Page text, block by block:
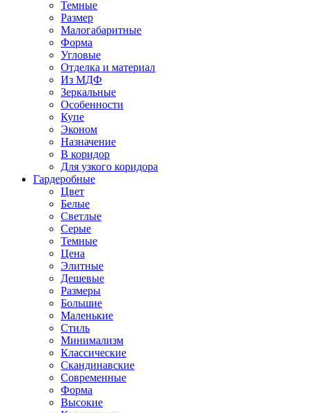
Темные
Размер
Малогабаритные
Форма
Угловые
Отделка и материал
Из МДФ
Зеркальные
Особенности
Купе
Эконом
Назначение
В коридор
Для узкого коридора
Гардеробные
Цвет
Белые
Светлые
Серые
Темные
Цена
Элитные
Дешевые
Размеры
Большие
Маленькие
Стиль
Минимализм
Классические
Скандинавские
Современные
Форма
Высокие